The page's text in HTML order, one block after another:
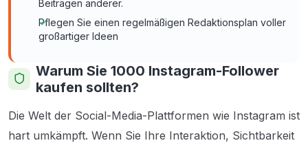
Beiträgen anderer.
Pflegen Sie einen regelmäßigen Redaktionsplan voller
großartiger Ideen
Warum Sie 1000 Instagram-Follower
kaufen sollten?
Die Welt der Social-Media-Plattformen wie Instagram ist
hart umkämpft. Wenn Sie Ihre Interaktion, Sichtbarkeit